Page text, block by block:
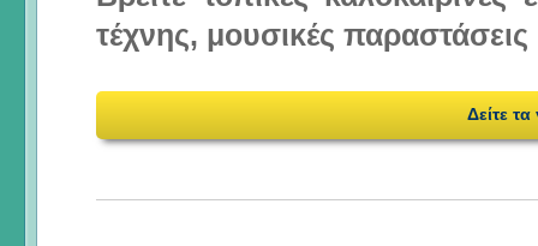
τέχνης, μουσικές
Δείτε